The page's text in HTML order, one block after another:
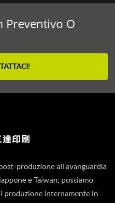
Preventivo O
produzione all'avanguardia
e Taiwan, possiamo
produzione internamente in